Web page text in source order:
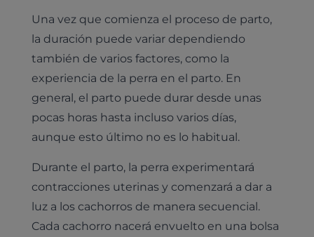
Una vez que comienza el proceso de parto,
la duración puede variar dependiendo
también de varios factores, como la
experiencia de la perra en el parto. En
general, el parto puede durar desde unas
pocas horas hasta incluso varios días,
aunque esto último no es lo habitual.
Durante el parto, la perra experimentará
contracciones uterinas y comenzará a dar a
luz a los cachorros de manera secuencial.
Cada cachorro nacerá envuelto en una bolsa